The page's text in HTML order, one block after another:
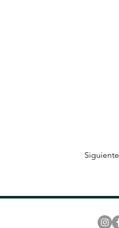
Siguiente